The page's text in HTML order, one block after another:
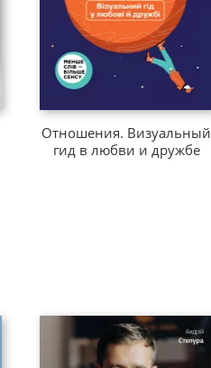
Отношения. Визуальный
гид в любви и дружбе